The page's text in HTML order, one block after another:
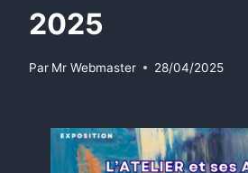
2025
Par Mr Webmaster 28/04/2025